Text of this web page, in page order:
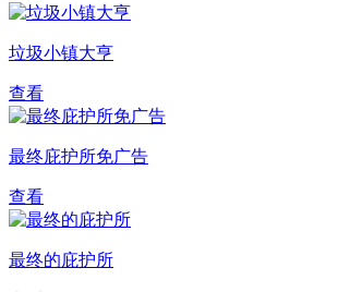
垃圾小镇大亨
查看
最终庇护所免广告
查看
最终的庇护所